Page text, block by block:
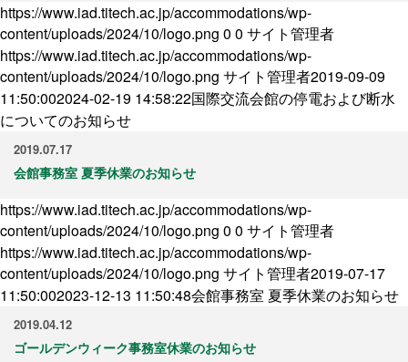
https://www.iad.titech.ac.jp/accommodations/wp-
content/uploads/2024/10/logo.png 0 0 サイト管理者
https://www.iad.titech.ac.jp/accommodations/wp-
content/uploads/2024/10/logo.png サイト管理者2019-09-09
11:50:002024-02-19 14:58:22国際交流会館の停電および断水
についてのお知らせ
会館事務室 夏季休業のお知らせ
2019.07.17
https://www.iad.titech.ac.jp/accommodations/wp-
content/uploads/2024/10/logo.png 0 0 サイト管理者
https://www.iad.titech.ac.jp/accommodations/wp-
content/uploads/2024/10/logo.png サイト管理者2019-07-17
11:50:002023-12-13 11:50:48会館事務室 夏季休業のお知らせ
ゴールデンウィーク事務室休業のお知らせ
2019.04.12